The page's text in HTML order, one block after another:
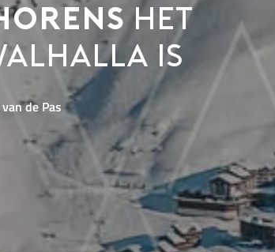
het
is
de Pas